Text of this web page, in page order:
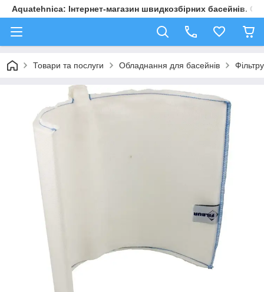
Aquatehnica: Інтернет-магазин швидкозбірних басейнів.
Товари та послуги Обладнання для басейнів